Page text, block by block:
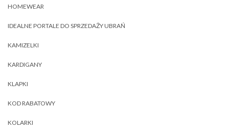
HOMEWEAR
IDEALNE PORTALE DO SPRZEDAŻY UBRAŃ
KAMIZELKI
KARDIGANY
KLAPKI
KOD RABATOWY
KOLARKI